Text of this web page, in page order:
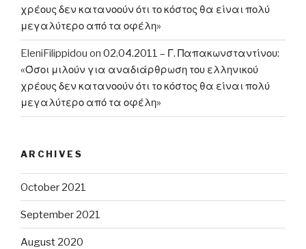
χρέους δεν κατανοούν ότι το κόστος θα είναι πολύ
μεγαλύτερο από τα οφέλη»
EleniFilippidou on 02.04.2011 – Γ. Παπακωνσταντίνου:
«Όσοι μιλούν για αναδιάρθρωση του ελληνικού
χρέους δεν κατανοούν ότι το κόστος θα είναι πολύ
μεγαλύτερο από τα οφέλη»
ARCHIVES
October 2021
September 2021
August 2020